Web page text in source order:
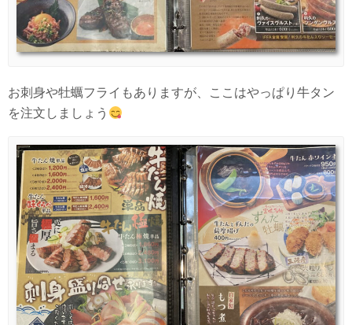
お刺身や牡蠣フライもありますが、ここはやっぱり牛タン
を注文しましょう